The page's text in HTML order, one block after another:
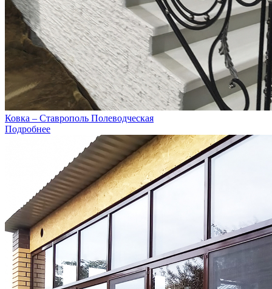
Ковка – Ставрополь Полеводческая
Подробнее